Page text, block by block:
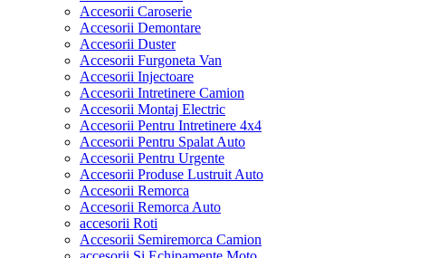
Accesorii Caroserie
Accesorii Demontare
Accesorii Duster
Accesorii Furgoneta Van
Accesorii Injectoare
Accesorii Intretinere Camion
Accesorii Montaj Electric
Accesorii Pentru Intretinere 4x4
Accesorii Pentru Spalat Auto
Accesorii Pentru Urgente
Accesorii Produse Lustruit Auto
Accesorii Remorca
Accesorii Remorca Auto
accesorii Roti
Accesorii Semiremorca Camion